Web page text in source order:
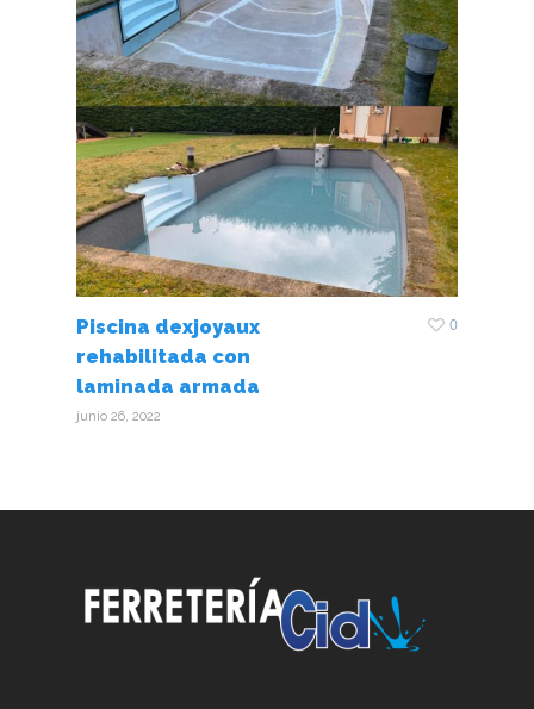
Piscina dexjoyaux
rehabilitada con
laminada armada
junio 26, 2022
0
CALEFACCIÓN